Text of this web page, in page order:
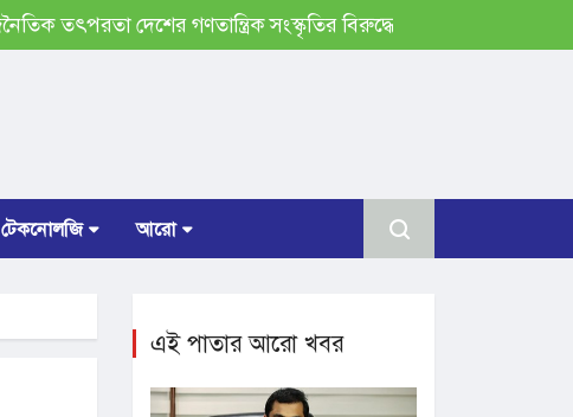
তৎপরতা দেশের গণতান্ত্রিক সংস্কৃতির বিরুদ্ধে, এই দায় ভারত এড়াতে পারে
টেকনোলজি আরো
এই পাতার আরো খবর